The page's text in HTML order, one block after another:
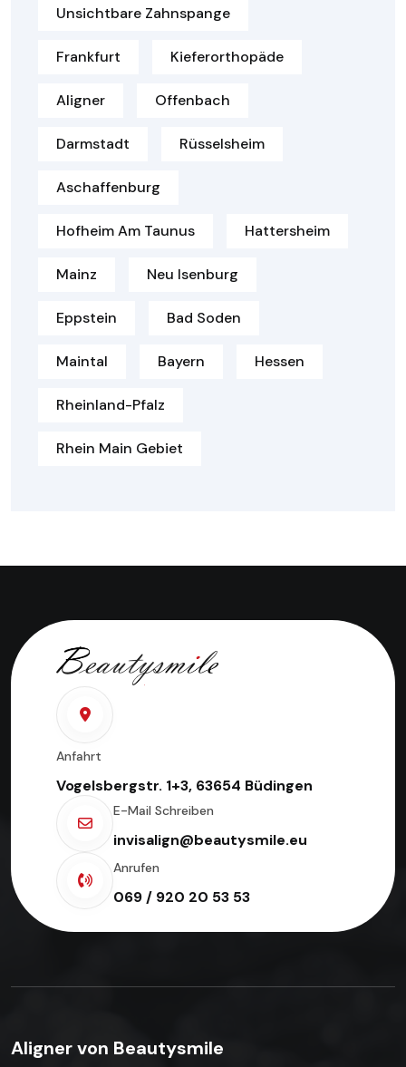
Unsichtbare Zahnspange
Frankfurt Kieferorthopäde
Aligner Offenbach
Darmstadt Rüsselsheim
Aschaffenburg
Hofheim Am Taunus Hattersheim
Mainz Neu Isenburg
Eppstein Bad Soden
Maintal Bayern Hessen
Rheinland-Pfalz
Rhein Main Gebiet
Anfahrt
Vogelsbergstr. 1+3, 63654 Büdingen
E-Mail Schreiben
invisalign@beautysmile.eu
Anrufen
069 / 920 20 53 53
Aligner von Beautysmile